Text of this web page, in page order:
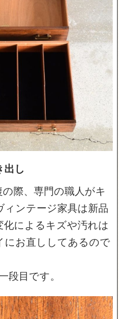
出し
際、専門の職人がキ
ンテージ家具は新品
によるキズや汚れは
にお直ししてあるので
段目です。